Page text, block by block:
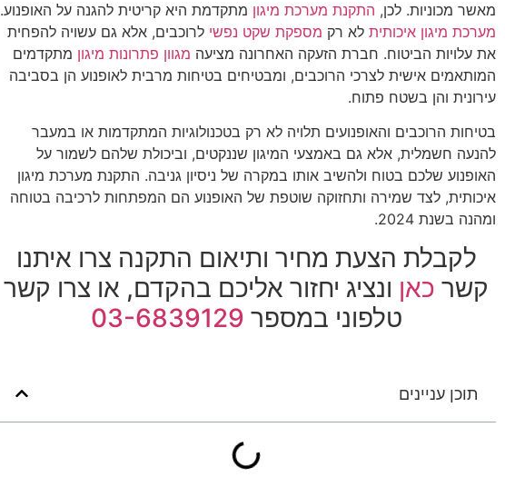
מאשר מכוניות. לכן, התקנת מערכת מיגון מתקדמת היא קריטית להגנה על האופנוע.
מערכת מיגון איכותית לא רק מספקת שקט נפשי לרוכבים, אלא גם עשויה להפחית
את עלויות הביטוח. חברת הזעקה האחרונה מציעה מגוון פתרונות מיגון מתקדמים
המותאמים אישית לצרכי הרוכבים, ומבטיחים בטיחות מרבית לאופנוע הן בסביבה
עירונית והן בשטח פתוח.
בטיחות הרוכבים והאופנועים תלויה לא רק בטכנולוגיות המתקדמות או במעבר
להנעה חשמלית, אלא גם באמצעי המיגון שננקטים, וביכולת שלהם לשמור על
האופנוע שלכם בטוח ולהשיב אותו במקרה של ניסיון גניבה. התקנת מערכת מיגון
איכותית, לצד שמירה ותחזוקה שוטפת של האופנוע הם המפתחות לרכיבה בטוחה
ומהנה בשנת 2024.
לקבלת הצעת מחיר ותיאום התקנה צרו איתנו
קשר כאן ונציג יחזור אליכם בהקדם, או צרו קשר
טלפוני במספר 03-6839129
תוכן עניינים